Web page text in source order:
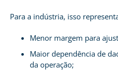
Para a indústria, isso
Menor margem para
Maior dependência de
da operação;